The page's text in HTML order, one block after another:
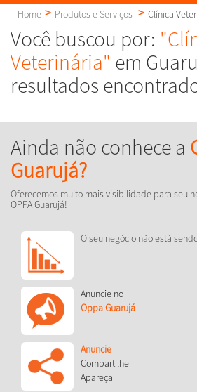
Home
Produtos e Serviços Clínica
Você buscou por:
Veterinária" em
resultados
Ainda não conhece a
Guarujá?
Oferecemos muito mais visibilidade para seu
OPPA Guarujá!
O seu negócio não está
Anuncie no
Oppa Guarujá
Anuncie
Compartilhe
Apareça